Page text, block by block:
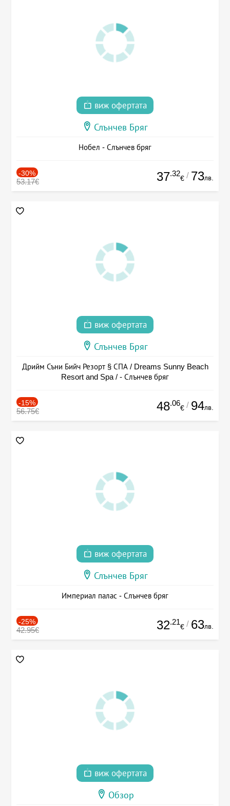
виж офертата
Слънчев Бряг
Нобел - Слънчев бряг
-30%
53.17€ 37.32
€ / 73лв.
виж офертата
Слънчев Бряг
Дрийм Съни Бийч Резорт § СПА / Dreams Sunny Beach
Resort and Spa / - Слънчев бряг
-15%
56.75€ 48.06
€ / 94лв.
виж офертата
Слънчев Бряг
Империал палас - Слънчев бряг
-25%
42.95€ 32.21
€ / 63лв.
виж офертата
Обзор